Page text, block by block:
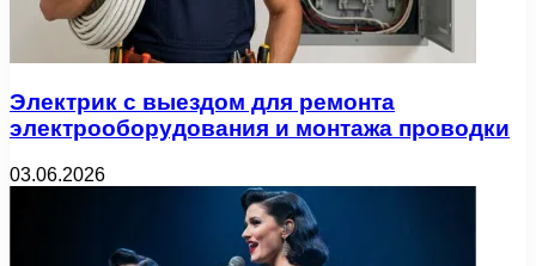
Электрик с выездом для ремонта
электрооборудования и монтажа проводки
03.06.2026